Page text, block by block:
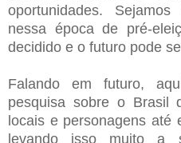
oportunidades.
nessa época de pré-
decidido e o futuro pode
Falando em futuro,
pesquisa sobre o Brasil
locais e personagens até
levando isso muito a